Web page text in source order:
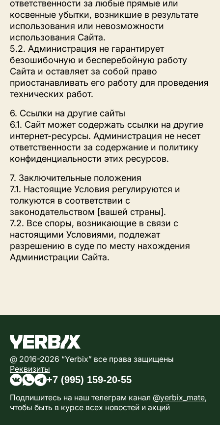
ответственности за любые прямые или
косвенные убытки, возникшие в результате
использования или невозможности
использования Сайта.
5.2. Администрация не гарантирует
безошибочную и бесперебойную работу
Сайта и оставляет за собой право
приостанавливать его работу для проведения
технических работ.
6. Ссылки на другие сайты
6.1. Сайт может содержать ссылки на другие
интернет-ресурсы. Администрация не несет
ответственности за содержание и политику
конфиденциальности этих ресурсов.
7. Заключительные положения
7.1. Настоящие Условия регулируются и
толкуются в соответствии с
законодательством [вашей страны].
7.2. Все споры, возникающие в связи с
настоящими Условиями, подлежат
разрешению в суде по месту нахождения
Администрации Сайта.
@ 2016-2026 “Yerbix” все права защищены
Реквизиты
+7 (995) 159-20-55
Подпишитесь на наш телеграм канал @yerbix_mate,
чтобы быть в курсе всех новостей и акций